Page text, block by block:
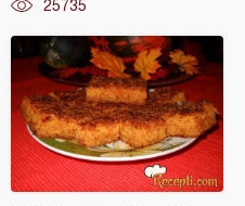
25735